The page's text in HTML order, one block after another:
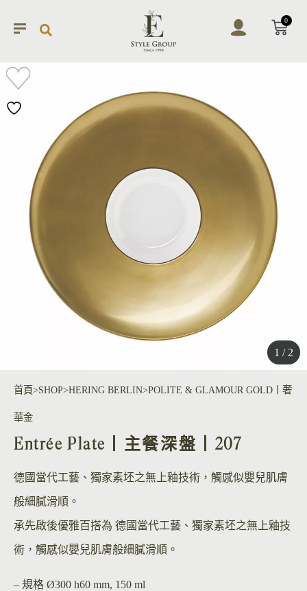
0
1 / 2
首頁 SHOP HERING BERLIN POLITE & GLAMOUR GOLD丨奢
華金
Entrée Plate丨主餐深盤丨207
德國當代工藝、獨家素坯之無上釉技術，觸感似嬰兒肌膚
般細膩滑順。
承先啟後優雅百搭為 德國當代工藝、獨家素坯之無上釉技
術，觸感似嬰兒肌膚般細膩滑順。
– 規格 Ø300 h60 mm, 150 ml